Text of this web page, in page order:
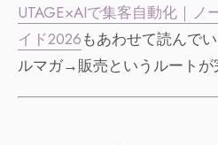
UTAGE×AIで集客自動化｜ノ
イド2026もあわせて読んで
ルマガ→販売というルートが